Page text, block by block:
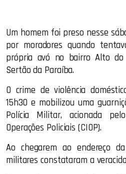
Um homem foi preso nesse
por moradores quando
própria avó no bairro Alto do
Sertão da Paraíba.
O crime de violência
15h30 e mobilizou uma
Polícia Militar, acionada
Operações Policiais (CIOP).
Ao chegarem ao endereço
militares constataram a